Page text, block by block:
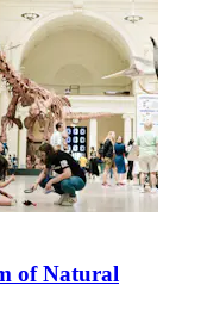
of Natural